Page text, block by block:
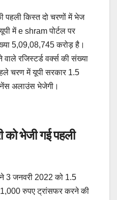
पहली किस्त दो चरणों में भेज
में e shram पोर्टल पर
5,09,08,745 करोड़ है।
रजिस्टर्ड वर्क्स की संख्या
चरण में यूपी सरकार 1.5
अलाउंस भेजेगी।
भेजी गई पहली
ने 3 जनवरी 2022 को 1.5
रुपए ट्रांसफर करने की